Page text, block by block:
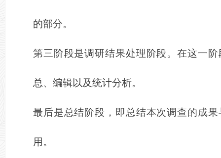
的部分。
第三阶段是调研结果处理阶段。在这一
总、编辑以及统计分析。
最后是总结阶段，即总结本次调查的成
用。